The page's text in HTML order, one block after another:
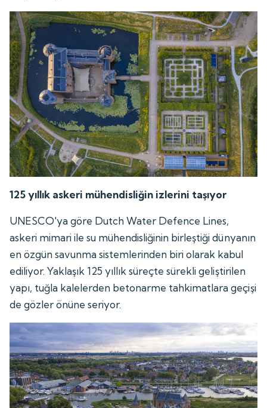
125 yıllık askeri mühendisliğin izlerini taşıyor
UNESCO'ya göre Dutch Water Defence Lines,
askeri mimari ile su mühendisliğinin birleştiği dünyanın
en özgün savunma sistemlerinden biri olarak kabul
ediliyor. Yaklaşık 125 yıllık süreçte sürekli geliştirilen
yapı, tuğla kalelerden betonarme tahkimatlara geçişi
de gözler önüne seriyor.